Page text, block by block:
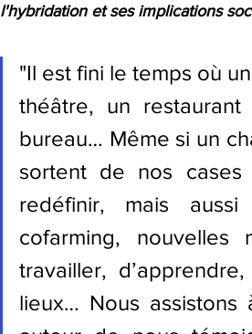
l'hybridation et ses implications
"Il est fini le temps où
théâtre, un
bureau… Même si un
sortent de nos
redéfinir, mais
cofarming, nouvelles
travailler,
lieux… Nous assistons